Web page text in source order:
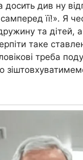
див ну
її!». Я
та дітей,
таке
треба